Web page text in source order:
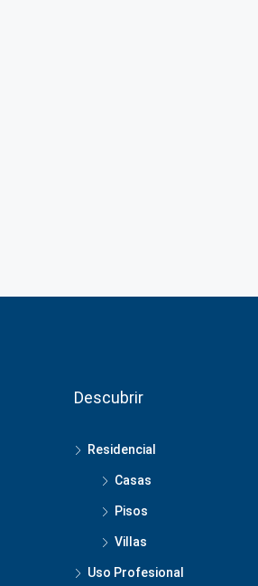
Descubrir
Residencial
Casas
Pisos
Villas
Uso Profesional